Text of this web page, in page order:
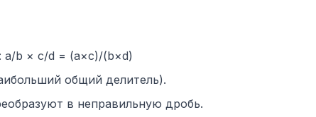
a/b × c/d = (a×c)/(b×d)
общий делитель).
в неправильную дробь.